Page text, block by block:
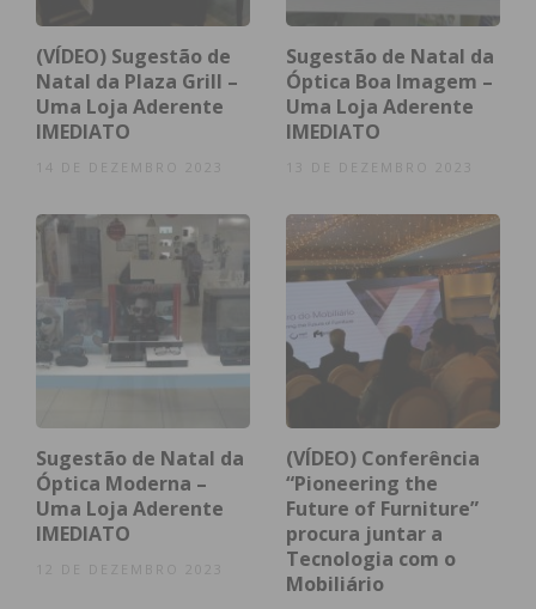
condições
(VÍDEO) Sugestão de
Natal da Plaza Grill –
Uma Loja Aderente
IMEDIATO
14 DE DEZEMBRO 2023
Sugestão de Natal da
Óptica Boa Imagem –
Uma Loja Aderente
IMEDIATO
Sugestão de Natal da
Óptica Moderna –
Uma Loja Aderente
IMEDIATO
(VÍDEO) Conferência
“Pioneering the
Future of Furniture”
procura juntar a
Tecnologia com o
Mobiliário